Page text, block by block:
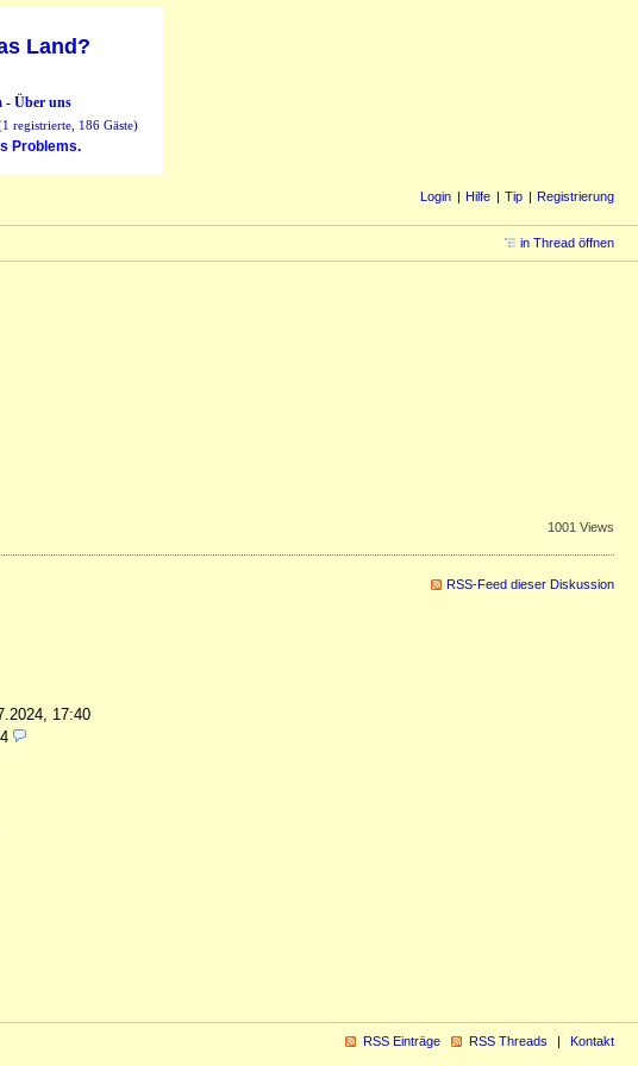
Land?
- Über uns
registrierte, 186 Gäste)
Problems.
Login Hilfe Tip Registrierung
in Thread öffnen
1001 Views
RSS-Feed dieser Diskussion
17:40
RSS Einträge RSS Threads Kontakt